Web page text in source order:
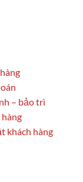
– bảo trì
khách hàng